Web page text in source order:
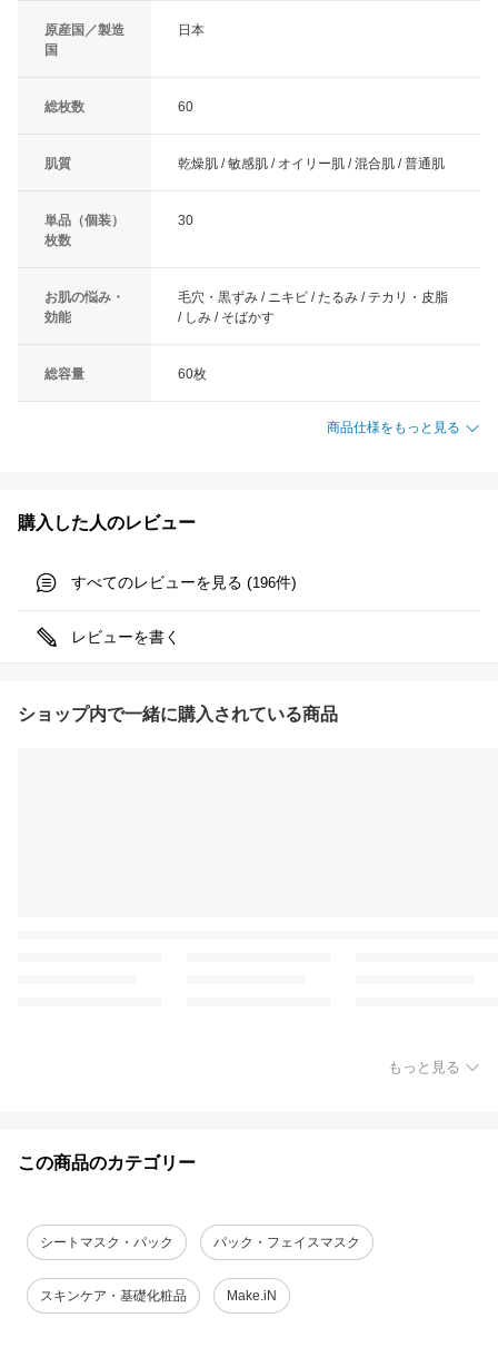
原産国／製造
国
日本
総枚数 60
肌質 乾燥肌 / 敏感肌 / オイリー肌 / 混合肌 / 普通肌
単品（個装）
枚数
30
お肌の悩み・
効能
毛穴・黒ずみ / ニキビ / たるみ / テカリ・皮脂
/ しみ / そばかす
総容量 60枚
商品仕様をもっと見る
購入した人のレビュー
すべてのレビューを見る (196件)
レビューを書く
ショップ内で一緒に購入されている商品
もっと見る
この商品のカテゴリー
シートマスク・パック パック・フェイスマスク
スキンケア・基礎化粧品 Make.iN